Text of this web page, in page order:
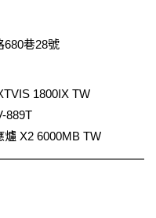
680巷28號
1800IX TW
889T
爐 X2 6000MB TW